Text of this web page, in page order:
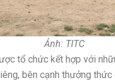
Ảnh: TITC
tổ chức kết hợp với
bên cạnh thưởng